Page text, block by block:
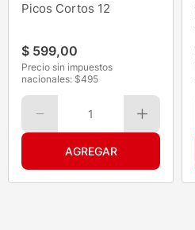
Picos Cortos 12
$ 599,00
Precio sin impuestos
nacionales: $495
1